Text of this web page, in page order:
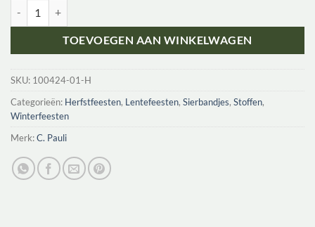
TOEVOEGEN AAN WINKELWAGEN
SKU: 100424-01-H
Categorieën: Herfstfeesten, Lentefeesten, Sierbandjes, Stoffen,
Winterfeesten
Merk:C. Pauli